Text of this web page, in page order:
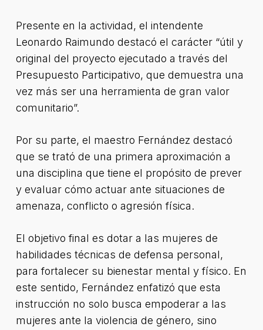
Presente en la actividad, el intendente
Leonardo Raimundo destacó el carácter “útil y
original del proyecto ejecutado a través del
Presupuesto Participativo, que demuestra una
vez más ser una herramienta de gran valor
comunitario”.
Por su parte, el maestro Fernández destacó
que se trató de una primera aproximación a
una disciplina que tiene el propósito de prever
y evaluar cómo actuar ante situaciones de
amenaza, conflicto o agresión física.
El objetivo final es dotar a las mujeres de
habilidades técnicas de defensa personal,
para fortalecer su bienestar mental y físico. En
este sentido, Fernández enfatizó que esta
instrucción no solo busca empoderar a las
mujeres ante la violencia de género, sino